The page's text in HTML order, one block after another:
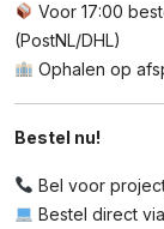
Voor 17:00
(PostNL/DHL)
Ophalen op
Bestel nu!
Bel voor
Bestel direct via